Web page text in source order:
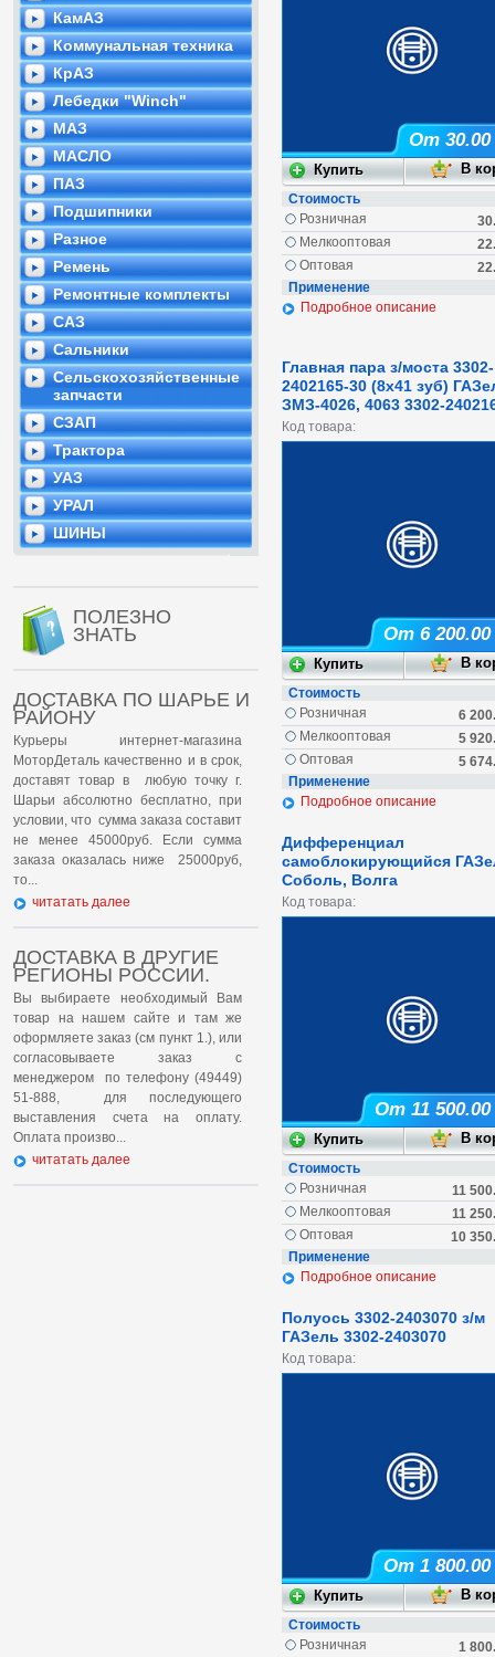
КамАЗ
Коммунальная техника
КрАЗ
Лебедки "Winch"
МАЗ
МАСЛО
ПАЗ
Подшипники
Разное
Ремень
Ремонтные комплекты
САЗ
Сальники
Сельскохозяйственные
запчасти
СЗАП
Трактора
УАЗ
УРАЛ
ШИНЫ
ПОЛЕЗНО
ЗНАТЬ
ДОСТАВКА ПО ШАРЬЕ И
РАЙОНУ
Курьеры интернет-магазина
МоторДеталь качественно и в срок,
доставят товар в любую точку г.
Шарьи абсолютно бесплатно, при
условии, что сумма заказа составит
не менее 45000руб. Если сумма
заказа оказалась ниже 25000руб,
то...
читатать далее
ДОСТАВКА В ДРУГИЕ
РЕГИОНЫ РОССИИ.
Вы выбираете необходимый Вам
товар на нашем сайте и там же
оформляете заказ (см пункт 1.), или
согласовываете заказ с
менеджером по телефону (49449)
51-888, для последующего
выставления счета на оплату.
Оплата произво...
читатать далее
От 30.00
Стоимость
Розничная
Мелкооптовая
Оптовая
Применение
Подробное описание
Главная пара з/моста 3302-
2402165-30 (8х41 зуб)
ЗМЗ-4026, 4063 3302-
Код товара:
От 6 200.00
Стоимость
6
Розничная
5
Мелкооптовая
5
Оптовая
Применение
Подробное описание
Дифференциал
самоблокирующийся
Соболь, Волга
Код товара:
От 11 500.00
Стоимость
11
Розничная
11
Мелкооптовая
10
Оптовая
Применение
Подробное описание
Полуось 3302-2403070 з/м
ГАЗель 3302-2403070
Код товара:
От 1 800.00
Стоимость
1
Розничная